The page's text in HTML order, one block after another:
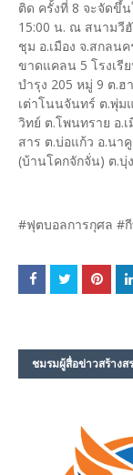
ติด ครั้งที่ 8 จะจัดขึ้น
15:00 น. ณ สนามวี
ชุม อ.เมือง จ.สกลน
ขาดแคลน 5 โรงเรี
บำรุง 205 หมู่ 9 ต.ฮ
เต่าโนนจันทร์ ต.พุ่ม
วิทย์ ต.โพนทราย อ.
สาร ต.บ่อแก้ว อ.นา
(บ้านโคกจักจั่น) ต.บุ่
#ฟุตบอลการกุศล #
ชมรม​ผู้สื่อข่าวสร้างส